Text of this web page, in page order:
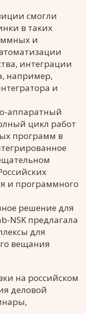
смогли
в таких
и
интеграции
например,
и
аппаратный
цикл работ
программ в
и программного
решение для
NSK предлагала
для
вещания
на российском
деловой